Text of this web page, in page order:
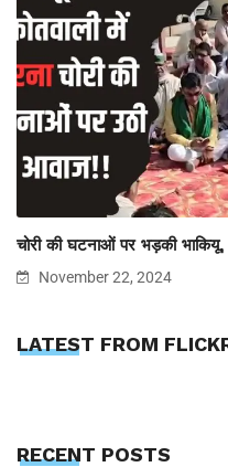
चोरी की घटनाओं पर भड़की भाकियू,
November 22, 2024
LATEST FROM
RECENT POSTS